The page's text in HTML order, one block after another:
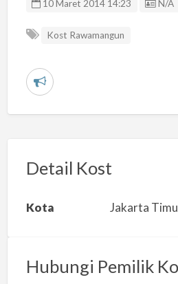
10 Maret 2014 14:23 N/A
Kost Rawamangun
L
r
a
s
Detail Kost
Kota Jakarta
Hubungi Pemilik